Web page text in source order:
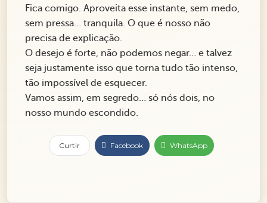
Fica comigo. Aproveita esse instante, sem medo,
sem pressa… tranquila. O que é nosso não
precisa de explicação.
O desejo é forte, não podemos negar… e talvez
seja justamente isso que torna tudo tão intenso,
tão impossível de esquecer.
Vamos assim, em segredo… só nós dois, no
nosso mundo escondido.
Curtir Facebook WhatsApp